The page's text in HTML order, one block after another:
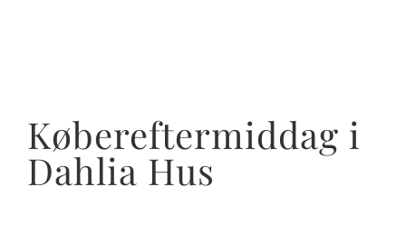
Købereftermiddag i
Dahlia Hus